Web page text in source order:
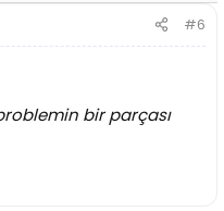
#6
bir parçası